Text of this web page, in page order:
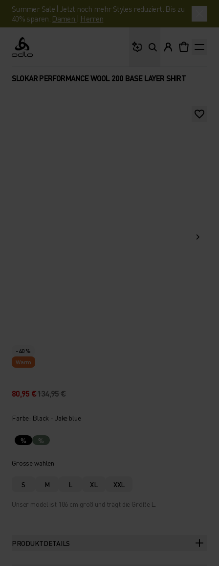
Summer Sale | Jetzt noch mehr Styles reduziert. Bis zu
40% sparen. Damen | Herren
Odlo
SLOKAR PERFORMANCE WOOL 200 BASE LAYER SHIRT
-40 %
Warm
80,95 €134,95 €
Farbe: Black - Jake blue
% %
Grösse wählen
S M L XL XXL
Unser model ist 186 cm groß und trägt die Größe L.
PRODUKTDETAILS